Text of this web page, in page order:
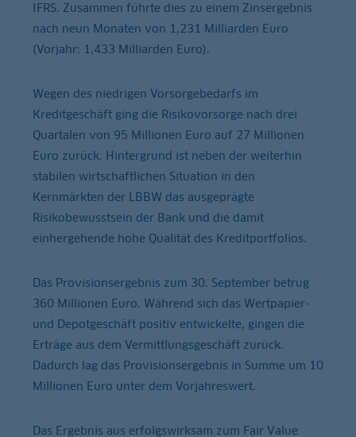
IFRS. Zusammen führte dies zu einem Zinsergebnis
nach neun Monaten von 1,231 Milliarden Euro
(Vorjahr: 1,433 Milliarden Euro).
Wegen des niedrigen Vorsorgebedarfs im
Kreditgeschäft ging die Risikovorsorge nach drei
Quartalen von 95 Millionen Euro auf 27 Millionen
Euro zurück. Hintergrund ist neben der weiterhin
stabilen wirtschaftlichen Situation in den
Kernmärkten der LBBW das ausgeprägte
Risikobewusstsein der Bank und die damit
einhergehende hohe Qualität des Kreditportfolios.
Das Provisionsergebnis zum 30. September betrug
360 Millionen Euro. Während sich das Wertpapier-
und Depotgeschäft positiv entwickelte, gingen die
Erträge aus dem Vermittlungsgeschäft zurück.
Dadurch lag das Provisionsergebnis in Summe um 10
Millionen Euro unter dem Vorjahreswert.
Das Ergebnis aus erfolgswirksam zum Fair Value